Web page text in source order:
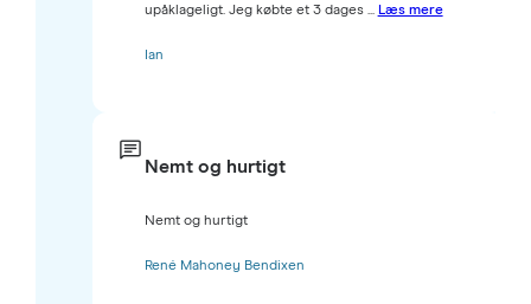
upåklageligt. Jeg købte et 3 dages ... Læs mere
Ian
Nemt og hurtigt
Nemt og hurtigt
René Mahoney Bendixen